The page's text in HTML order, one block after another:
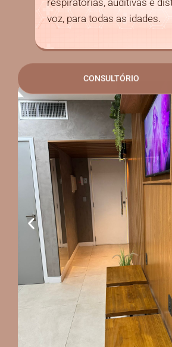
respiratórias, auditivas e
voz, para todas as idades.
CONSULTÓRIO